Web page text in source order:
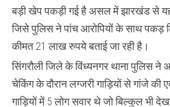
बड़ी खेप पकड़ी गई है असल में झारखंड से
जिसे पुलिस ने पांच आरोपियों के साथ पकड़
कीमत 21 लाख रुपये बताई जा रही है।
सिंगरौली जिले के विंध्यनगर थाना पुलिस
चेकिंग के दौरान लग्जरी गाड़ियों से गांजे
गाड़ियों में 5 लोग सवार थे जो बिल्कुल भी